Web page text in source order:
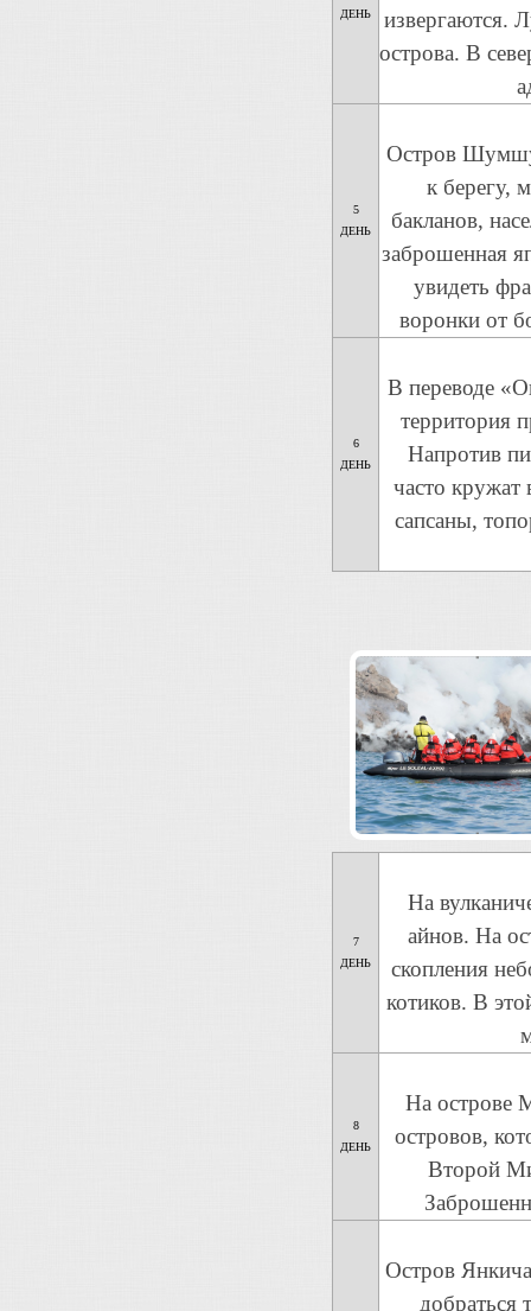
ДЕНЬ
извергаются.
острова. В
5
ДЕНЬ
Остров
к берегу,
бакланов,
заброшенная
увидеть
воронки от
6
ДЕНЬ
В переводе
территория
Напротив
часто кружат
сапсаны,
7
ДЕНЬ
На
айнов. На
скопления
котиков. В
8
ДЕНЬ
На острове
островов,
Второй
Остров
добраться